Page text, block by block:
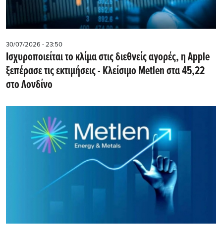
30/07/2026 - 23:50
Iσχυροποιείται το κλίμα στις διεθνείς αγορές, η Apple
ξεπέρασε τις εκτιμήσεις - Kλείσιμο Metlen στα 45,22
στο Λονδίνο